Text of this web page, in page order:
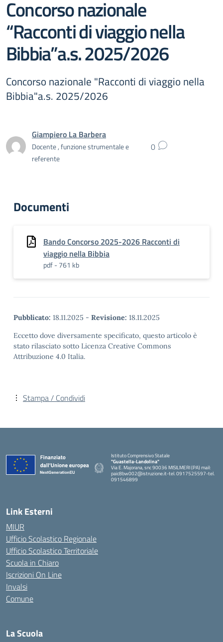
Concorso nazionale
“Racconti di viaggio nella
Bibbia”a.s. 2025/2026
Concorso nazionale "Racconti di viaggio nella
Bibbia"a.s. 2025/2026
Giampiero La Barbera
Docente , funzione strumentale e
referente
0
Documenti
Bando Concorso 2025-2026 Racconti di
viaggio nella Bibbia
pdf - 761 kb
Pubblicato: 18.11.2025 - Revisione: 18.11.2025
Eccetto dove diversamente specificato, questo articolo è
stato rilasciato sotto Licenza Creative Commons
Attribuzione 4.0 Italia.
Stampa / Condividi
Istituto Comprensivo Statale
"Guastella-Landolina"
Via E. Majorana, snc 90036 MISILMERI (PA) mail:
paic8bw002@istruzione.it-tel. 0917525597-tel.
091546899
Link Esterni
MIUR
Ufficio Scolastico Regionale
Ufficio Scolastico Territoriale
Scuola in Chiaro
Iscrizioni On Line
Invalsi
Comune
La Scuola